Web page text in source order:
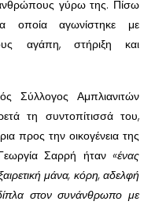
ανθρώπους γύρω της. Πίσω
οποία αγωνίστηκε με
αγάπη, στήριξη και
Σύλλογος Αμπλιανιτών
τη συντοπίτισσά του,
προς την οικογένεια της
Σαρρή ήταν «ένας
μάνα, κόρη, αδελφή
στον συνάνθρωπο με